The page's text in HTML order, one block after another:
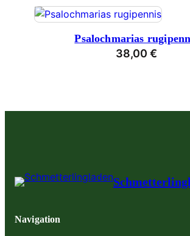
Psalochmarias
38,00 €
Navigation